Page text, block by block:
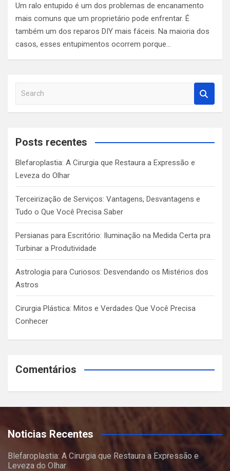
Um ralo entupido é um dos problemas de encanamento
mais comuns que um proprietário pode enfrentar. É
também um dos reparos DIY mais fáceis. Na maioria dos
casos, esses entupimentos ocorrem porque…
a
c
Posts recentes
Blefaroplastia: A Cirurgia que Restaura a Expressão e
Leveza do Olhar
Terceirização de Serviços: Vantagens, Desvantagens e
Tudo o Que Você Precisa Saber
Persianas para Escritório: Iluminação na Medida Certa pra
Turbinar a Produtividade
Astrologia para Curiosos: Desvendando os Mistérios dos
Astros
Cirurgia Plástica: Mitos e Verdades Que Você Precisa
Conhecer
Comentários
Noticias Recentes
Blefaroplastia: A Cirurgia que Restaura a Expressão e
Leveza do Olhar